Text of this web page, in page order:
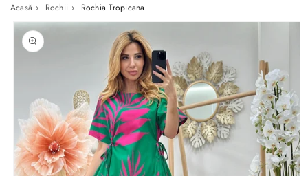
Acasă › Rochii ›
Rochia Tropicana
SALT LA
INFORMAȚIILE
DESPRE
PRODUS